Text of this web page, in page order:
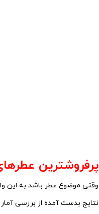
پرفروشترین
وقتی موضوع عطر باشد به این
نتایج بدست آمده از بررسی